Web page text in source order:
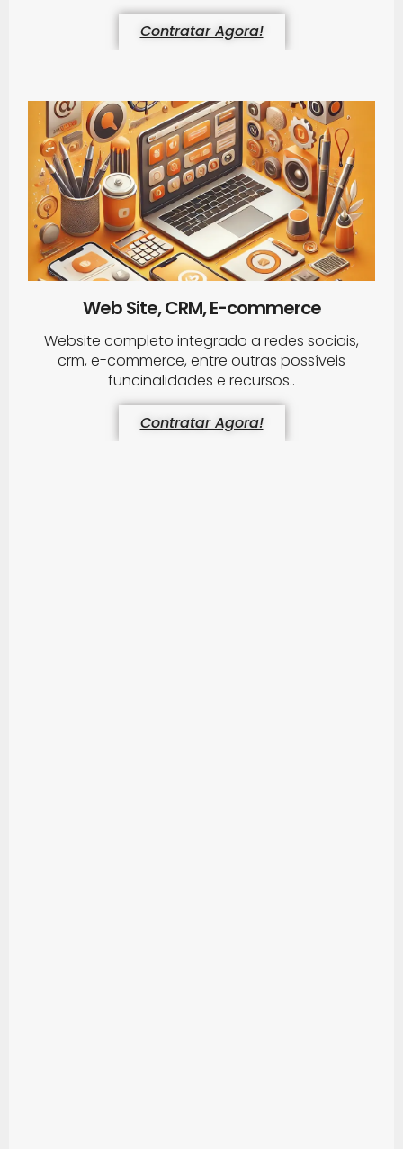
Contratar Agora!
Web Site, CRM, E-commerce
Website completo integrado a redes sociais,
crm, e-commerce, entre outras possíveis
funcinalidades e recursos..
Contratar Agora!